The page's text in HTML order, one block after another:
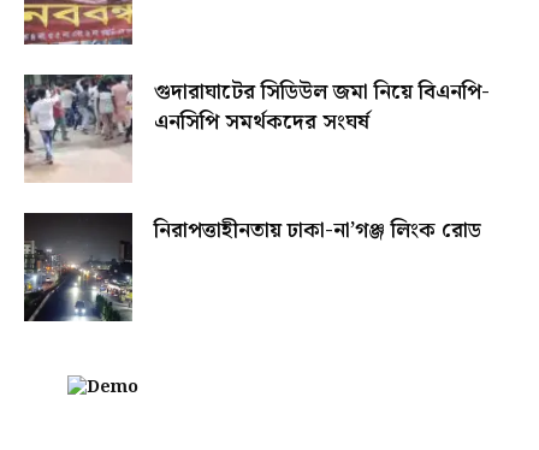
গুদারাঘাটের সিডিউল জমা নিয়ে বিএনপি-
এনসিপি সমর্থকদের সংঘর্ষ
নিরাপত্তাহীনতায় ঢাকা-না’গঞ্জ লিংক রোড